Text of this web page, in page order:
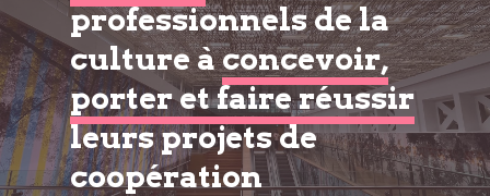
professionnels de la
culture àconcevoir,
porter et faire réussir
leurs projets de
coopération